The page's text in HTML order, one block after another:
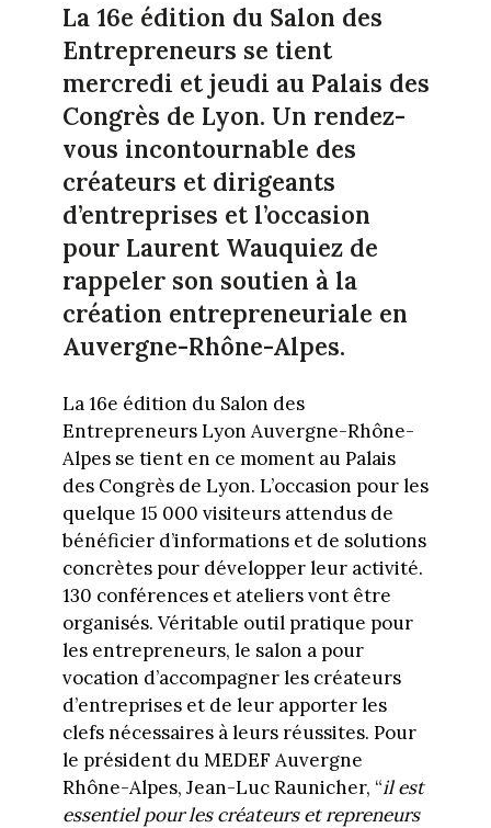
La 16e édition du Salon des
Entrepreneurs se tient
mercredi et jeudi au Palais des
Congrès de Lyon. Un rendez-
vous incontournable des
créateurs et dirigeants
d’entreprises et l’occasion
pour Laurent Wauquiez de
rappeler son soutien à la
création entrepreneuriale en
Auvergne-Rhône-Alpes.
La 16e édition du Salon des
Entrepreneurs Lyon Auvergne-Rhône-
Alpes se tient en ce moment au Palais
des Congrès de Lyon. L’occasion pour les
quelque 15 000 visiteurs attendus de
bénéficier d’informations et de solutions
concrètes pour développer leur activité.
130 conférences et ateliers vont être
organisés. Véritable outil pratique pour
les entrepreneurs, le salon a pour
vocation d’accompagner les créateurs
d’entreprises et de leur apporter les
clefs nécessaires à leurs réussites. Pour
le président du MEDEF Auvergne
Rhône-Alpes, Jean-Luc Raunicher, “il est
essentiel pour les créateurs et repreneurs